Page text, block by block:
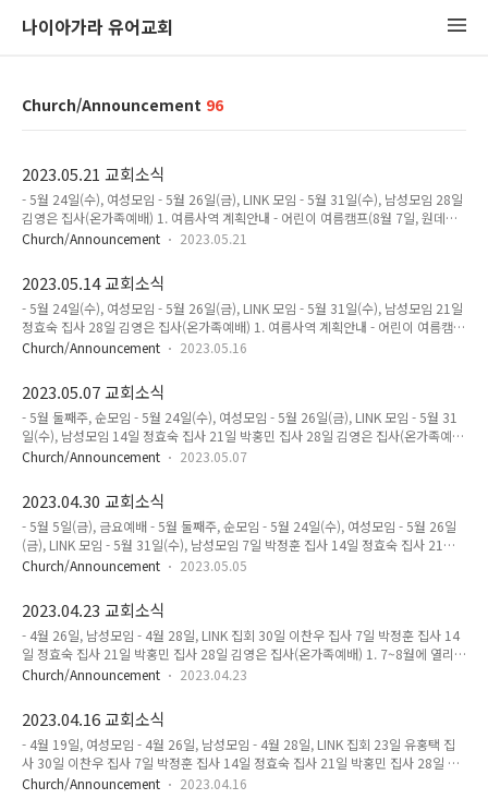
나이아가라 유어교회
Church/Announcement 96
2023.05.21 교회소식
- 5월 24일(수), 여성모임 - 5월 26일(금), LINK 모임 - 5월 31일(수), 남성모임 28일
김영은 집사(온가족예배) 1. 여름사역 계획안내 - 어린이 여름캠프(8월 7일, 원데이)
- 청소년&대학청년 수련회(6월 29~30일, 1박) 2. 차세대 교사를 모집합니다. - 어린
신앙생활을 처음 시작하신 분 - 두란노 일대일 제자양육 - 신앙생활을 하셨던 분 4.
차세대 ILIVE&JLIVE 선생님 - 김민주, 김영은, 유희경, 정효숙 5. 찬양팀을 모집합니
다. - 여성싱어 2명, - 일렉기타 1명 - 베이스기타 1명 6. 주일예배 시간에 30개월 이
하 아기들을 섬겨주실 선생님 1명을 모집합니다
Church/Announcement 2023.05.21
2023.05.14 교회소식
- 5월 24일(수), 여성모임 - 5월 26일(금), LINK 모임 - 5월 31일(수), 남성모임 21일
정효숙 집사 28일 김영은 집사(온가족예배) 1. 여름사역 계획안내 - 어린이 여름캠프
(8월 7일, 원데이) - 청소년&대학청년 수련회(6월 29~30일, 1박) 2. 차세대 교사를
1분기 회계보고와 서리집사 재교육이 있습니다. 4. 청년 코스타 집회가 토론토에서
5월 16-18일까지 열립니다. 5. 오늘부터 청소년 부서는 오현민 전도사님께서 청소
년 설교와 모임을 별도로 진행합니다.
Church/Announcement 2023.05.16
2023.05.07 교회소식
- 5월 둘째주, 순모임 - 5월 24일(수), 여성모임 - 5월 26일(금), LINK 모임 - 5월 31
일(수), 남성모임 14일 정효숙 집사 21일 박홍민 집사 28일 김영은 집사(온가족예
배) 1. 7~8월에 열리는 예배섬머캠프를 위한 발런티어를 모집합니다. * 신청은 마감
프(8월 7일, 원데이) - 청소년&대학청년 수련회(6월 29~30일, 1박) 3. 차세대 교사
를 모집합니다. - 어린이부서 2명 - 청소년부서 2명 - 청년부 멘토 2명 4. 다음주일 예
배후에 1분기 회계보고가 있습니다. 5. 청년 코스타 집회가 토론토에서 5월 16-18일
까지 열립니다. 6. 다음주일(14일) 부터 청소년은 찬양시간까지만 함..
Church/Announcement 2023.05.07
2023.04.30 교회소식
- 5월 5일(금), 금요예배 - 5월 둘째주, 순모임 - 5월 24일(수), 여성모임 - 5월 26일
(금), LINK 모임 - 5월 31일(수), 남성모임 7일 박정훈 집사 14일 정효숙 집사 21일
박홍민 집사 28일 김영은 집사(온가족예배) 1. 7~8월에 열리는 예배섬머캠프를 위
니다. 2. 여름사역 계획안내 - 어린이 여름캠프(8월 7일, 원데이) - 청소년 수련회(6
월 29~30일, 1박) - 대학청년 수련회(TBA) 3. 5월 5일(금), 5월달 금요예배가 있습
니다. 4. 차세대 교사를 모집합니다. - 어린이부서 2명 - 청소년부서 2명 - 청년부 멘
토 2명 5. 성경공부 심화과정을 5월 7일부터 시작합니다. 본..
Church/Announcement 2023.05.05
2023.04.23 교회소식
- 4월 26일, 남성모임 - 4월 28일, LINK 집회 30일 이찬우 집사 7일 박정훈 집사 14
일 정효숙 집사 21일 박홍민 집사 28일 김영은 집사(온가족예배) 1. 7~8월에 열리는
예배섬머캠프를 위한 발런티어를 모집합니다. * 신청은 마감 되었습니다. * 청소년&
다. 일정: 10~11월 중 회비 : 성인 1인기준 2000불 * 8주간의 선교스쿨을 수료하셔
야 합니다. * 1회의 성경공부 심화과정을 수료하셔야 합니다. 3. 여름사역 계획안내 -
어린이 여름캠프(8월 7일, 원데이) - 청소년 수련회(6월 29~30일, 1박) - 대학청년
수련회(TBA) 4. 4월 29일 토요일 08:30~14:00까지 교회 대청소..
Church/Announcement 2023.04.23
2023.04.16 교회소식
- 4월 19일, 여성모임 - 4월 26일, 남성모임 - 4월 28일, LINK 집회 23일 유홍택 집
사 30일 이찬우 집사 7일 박정훈 집사 14일 정효숙 집사 21일 박홍민 집사 28일 김
영은 집사(온가족예배) 1. 4월 20일(목) 부터 주중 키즈클럽을 시작합니다. 일시: 매
Church/Announcement 2023.04.16